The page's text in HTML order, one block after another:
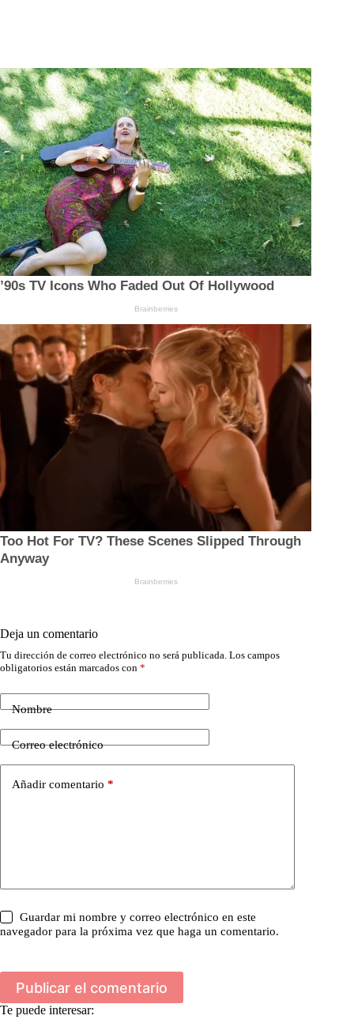
Deja un comentario
Tu dirección de correo electrónico no será publicada. Los campos
obligatorios están marcados con *
Nombre
Correo electrónico
Añadir comentario *
Guardar mi nombre y correo electrónico en este
navegador para la próxima vez que haga un comentario.
Publicar el comentario
Te puede interesar: